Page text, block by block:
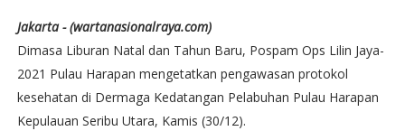
Jakarta - (wartanasionalraya.com)
Dimasa Liburan Natal dan Tahun Baru, Pospam Ops Lilin Jaya-
2021 Pulau Harapan mengetatkan pengawasan protokol
kesehatan di Dermaga Kedatangan Pelabuhan Pulau Harapan
Kepulauan Seribu Utara, Kamis (30/12).